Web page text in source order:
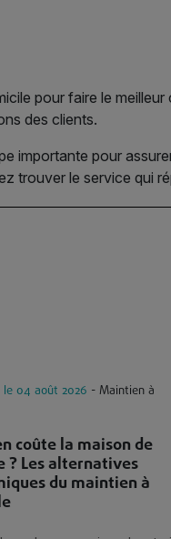
pour faire le
des clients.
importante pour
trouver le service qui
04 août 2026 - Maintien à
coûte la maison de
? Les alternatives
du maintien à